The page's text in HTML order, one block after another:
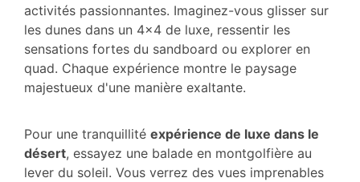
activités passionnantes. Imaginez-vous glisser sur
les dunes dans un 4×4 de luxe, ressentir les
sensations fortes du sandboard ou explorer en
quad. Chaque expérience montre le paysage
majestueux d'une manière exaltante.
Pour une tranquillité expérience de luxe dans le
désert, essayez une balade en montgolfière au
lever du soleil. Vous verrez des vues imprenables